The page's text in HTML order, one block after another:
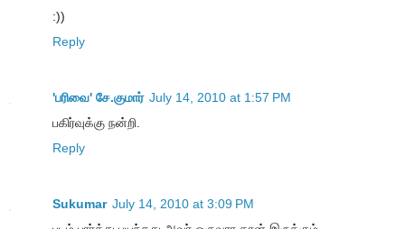
:))
Reply
'பரிவை' சே.குமார் July 14, 2010 at 1:57 PM
பகிர்வுக்கு நன்றி.
Reply
Sukumar July 14, 2010 at 3:09 PM